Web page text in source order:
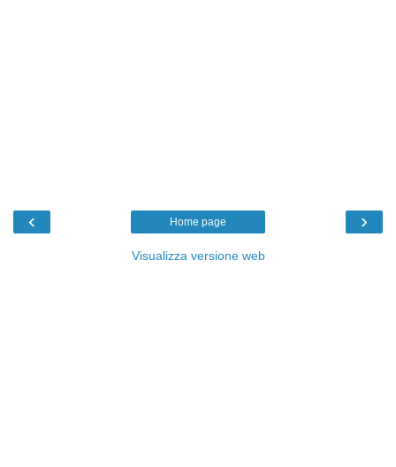
‹ ›
Home page
Visualizza versione web